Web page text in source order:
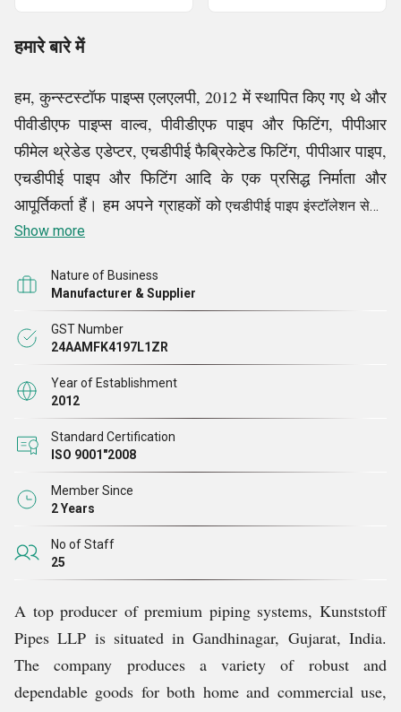
हमारे बारे में
हम, कुन्स्टस्टॉफ पाइप्स एलएलपी, 2012 में स्थापित किए गए थे और
पीवीडीएफ पाइप्स वाल्व, पीवीडीएफ पाइप और फिटिंग, पीपीआर
फीमेल थ्रेडेड एडेप्टर, एचडीपीई फैब्रिकेटेड फिटिंग, पीपीआर पाइप,
एचडीपीई पाइप और फिटिंग आदि के एक प्रसिद्ध निर्माता और
आपूर्तिकर्ता हैं। हम अपने ग्राहकों कोएचडीपीई पाइप इंस्टॉलेशन सेवाएं
भी प्रदान करते हैं।
हमारी अत्याधुनिक निर्माण सुविधा में, हम उच्चतम गुणवत्ता वाली
वस्तुओं का उत्पादन करने के लिए बेहतरीन उपकरण और
अत्याधुनिक तकनीक का उपयोग करते हैं। इसके अलावा, हमारे पास
अनुभवी पेशेवरों की एक अत्यधिक कुशल और शिक्षित टीम है, जो
अंतिम उपयोगकर्ताओं की ज़रूरतों को पूरा करने वाली अत्याधुनिक
सुविधाएँ और समाधान प्रदान करने के लिए लगातारकाम करती हैं।
Show more
Nature of Business
Manufacturer & Supplier
GST Number
24AAMFK4197L1ZR
Year of Establishment
2012
Standard Certification
ISO 9001"2008
Member Since
2 Years
No of Staff
25
A top producer of premium piping systems, Kunststoff
Pipes LLP is situated in Gandhinagar, Gujarat, India.
The company produces a variety of robust and
dependable goods for both home and commercial use,